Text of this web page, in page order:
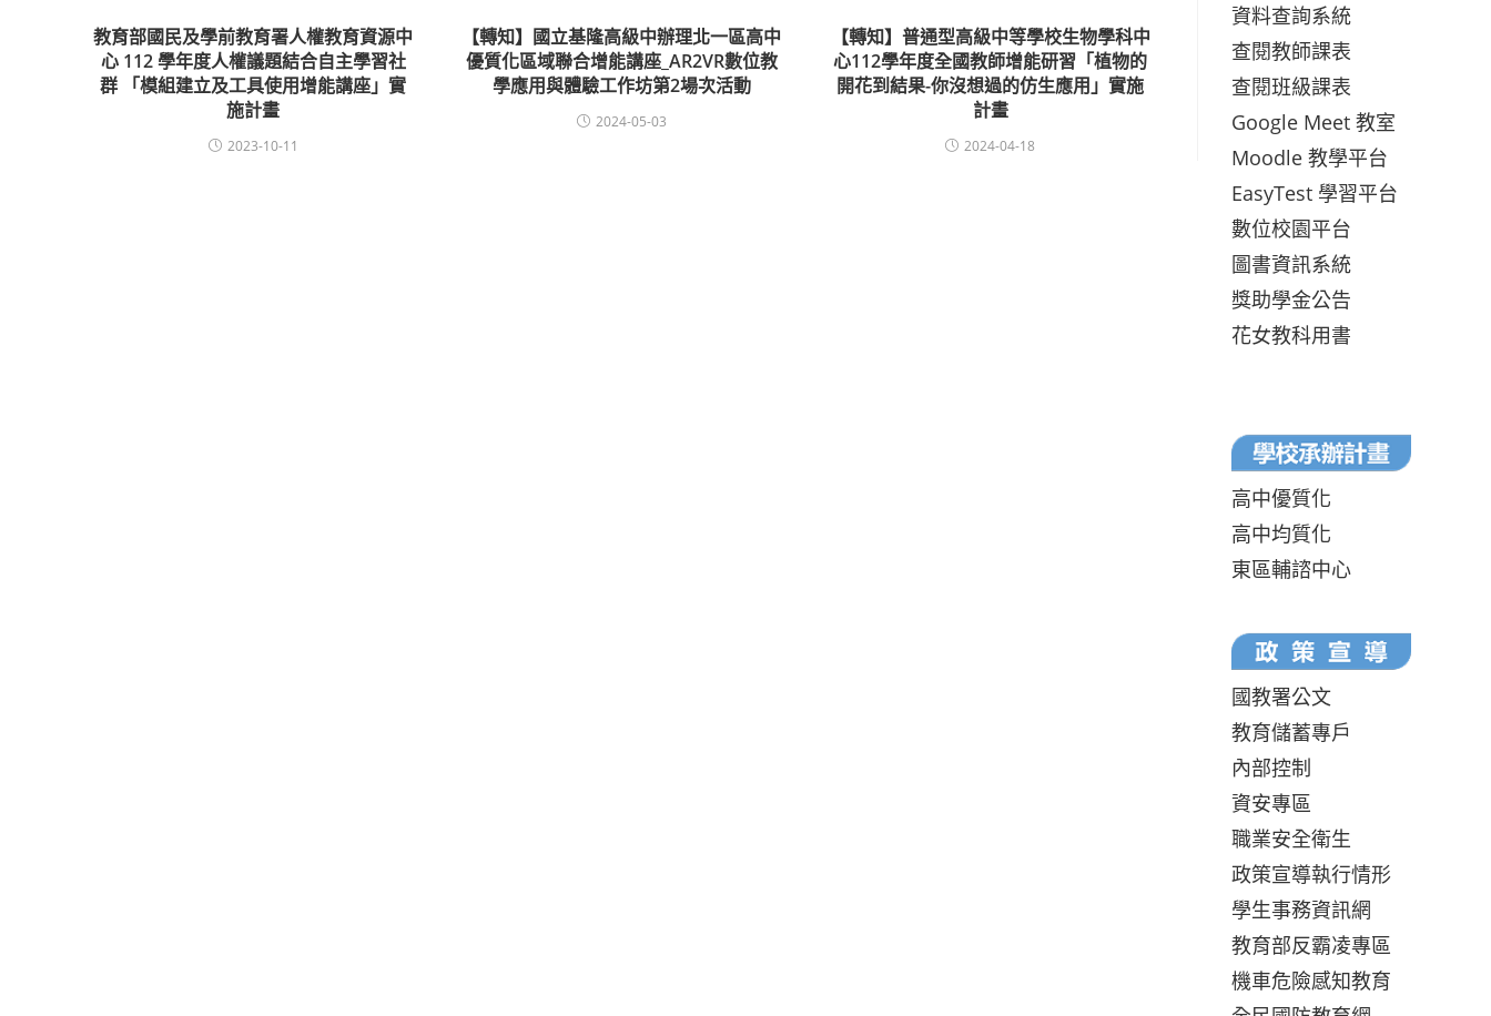
教育部國民及學前教育署人權教育資源中
心 112 學年度人權議題結合自主學習社
群 「模組建立及工具使用增能講座」實
施計畫
2023-10-11
【轉知】國立基隆高級中辦理北一區高中
優質化區域聯合增能講座_AR2VR數位教
學應用與體驗工作坊第2場次活動
2024-05-03
【轉知】普通型高級中等學校生物學科中
心112學年度全國教師增能研習「植物的
開花到結果-你沒想過的仿生應用」實施
計畫
2024-04-18
資料查詢系統
查閱教師課表
查閱班級課表
Google Meet 教室
Moodle 教學平台
EasyTest 學習平台
數位校園平台
圖書資訊系統
獎助學金公告
花女教科用書
高中優質化
高中均質化
東區輔諮中心
國教署公文
教育儲蓄專戶
內部控制
資安專區
職業安全衛生
政策宣導執行情形
學生事務資訊網
教育部反霸凌專區
機車危險感知教育